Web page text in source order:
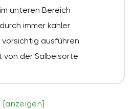
unteren Bereich
immer kahler
ausführen
von der Salbeisorte
[anzeigen]